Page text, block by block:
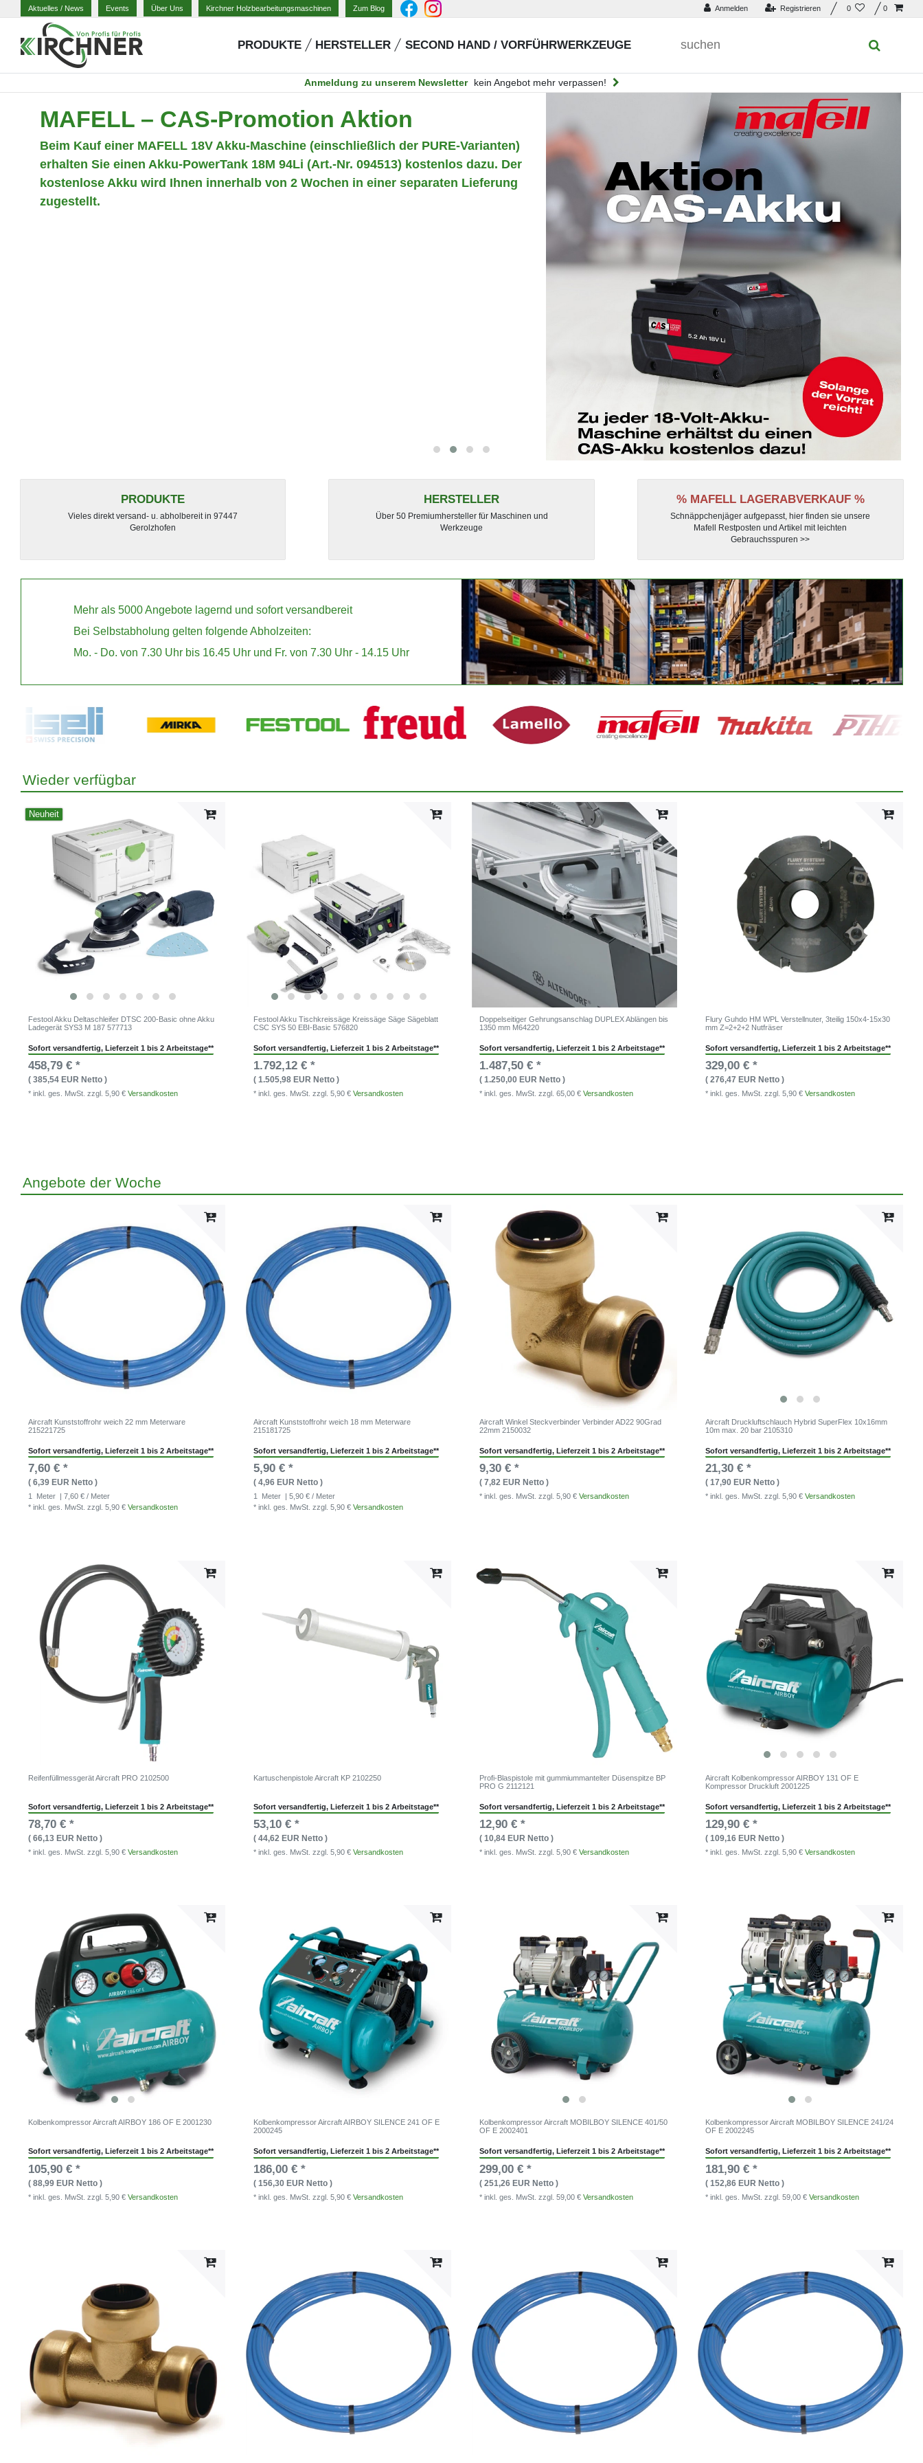
Anmelden Registrieren 0 0
Aktuelles / News Events Über Uns Kirchner Holzbearbeitungsmaschinen Zum Blog
PRODUKTE HERSTELLER SECOND HAND / VORFÜHRWERKZEUGE
Anmeldung zu unserem Newsletter kein Angebot mehr verpassen!
MAFELL – CAS-Promotion Aktion
Beim Kauf einer MAFELL 18V Akku-Maschine (einschließlich der PURE-Varianten)
erhalten Sie einen Akku-PowerTank 18M 94Li (Art.-Nr. 094513) kostenlos dazu. Der
kostenlose Akku wird Ihnen innerhalb von 2 Wochen in einer separaten Lieferung
zugestellt.
PRODUKTE
Vieles direkt versand- u. abholbereit in 97447
Gerolzhofen
HERSTELLER
Über 50 Premiumhersteller für Maschinen und
Werkzeuge
% MAFELL LAGERABVERKAUF %
Schnäppchenjäger aufgepasst, hier finden sie unsere
Mafell Restposten und Artikel mit leichten
Gebrauchsspuren >>
Mehr als 5000 Angebote lagernd und sofort versandbereit
Bei Selbstabholung gelten folgende Abholzeiten:
Mo. - Do. von 7.30 Uhr bis 16.45 Uhr und Fr. von 7.30 Uhr - 14.15 Uhr
Wieder verfügbar
Neuheit
Festool Akku Deltaschleifer DTSC 200-Basic ohne Akku
Ladegerät SYS3 M 187 577713
Sofort versandfertig, Lieferzeit 1 bis 2 Arbeitstage**
458,79 € *
( 385,54 EUR Netto )
* inkl. ges. MwSt. zzgl. 5,90 € Versandkosten
Festool Akku Tischkreissäge Kreissäge Säge Sägeblatt
CSC SYS 50 EBI-Basic 576820
Sofort versandfertig, Lieferzeit 1 bis 2 Arbeitstage**
1.792,12 € *
( 1.505,98 EUR Netto )
* inkl. ges. MwSt.zzgl. 5,90 €Versandkosten
Doppelseitiger Gehrungsanschlag DUPLEX Ablängen bis
1350 mm M64220
Sofort versandfertig, Lieferzeit 1 bis 2 Arbeitstage**
1.487,50 € *
( 1.250,00 EUR Netto )
* inkl. ges. MwSt.zzgl. 65,00 €Versandkosten
Flury Guhdo HM WPL Verstellnuter, 3teilig 150x4-15x30
mm Z=2+2+2 Nutfräser
Sofort versandfertig, Lieferzeit 1 bis 2 Arbeitstage**
329,00 € *
( 276,47 EUR Netto )
* inkl. ges. MwSt. zzgl. 5,90 € Versandkosten
Angebote der Woche
Aircraft Kunststoffrohr weich 22 mm Meterware
215221725
Sofort versandfertig, Lieferzeit 1 bis 2 Arbeitstage**
7,60 € *
( 6,39 EUR Netto )
1 Meter
| 7,60 € / Meter
* inkl. ges. MwSt. zzgl. 5,90 € Versandkosten
Aircraft Kunststoffrohr weich 18 mm Meterware
215181725
Sofort versandfertig, Lieferzeit 1 bis 2 Arbeitstage**
5,90 € *
( 4,96 EUR Netto )
1 Meter
| 5,90 € / Meter
* inkl. ges. MwSt.zzgl. 5,90 €Versandkosten
Aircraft Winkel Steckverbinder Verbinder AD22 90Grad
22mm 2150032
Sofort versandfertig, Lieferzeit 1 bis 2 Arbeitstage**
9,30 € *
( 7,82 EUR Netto )
* inkl. ges. MwSt.zzgl. 5,90 €Versandkosten
Aircraft Druckluftschlauch Hybrid SuperFlex 10x16mm
10m max. 20 bar 2105310
Sofort versandfertig, Lieferzeit 1 bis 2 Arbeitstage**
21,30 € *
( 17,90 EUR Netto )
* inkl. ges. MwSt. zzgl. 5,90 € Versandkosten
Reifenfüllmessgerät Aircraft PRO 2102500
Sofort versandfertig, Lieferzeit 1 bis 2 Arbeitstage**
78,70 € *
( 66,13 EUR Netto )
* inkl. ges. MwSt. zzgl. 5,90 € Versandkosten
Kartuschenpistole Aircraft KP 2102250
Sofort versandfertig, Lieferzeit 1 bis 2 Arbeitstage**
53,10 € *
( 44,62 EUR Netto )
* inkl. ges. MwSt.zzgl. 5,90 €Versandkosten
Profi-Blaspistole mit gummiummantelter Düsenspitze BP
PRO G 2112121
Sofort versandfertig, Lieferzeit 1 bis 2 Arbeitstage**
12,90 € *
( 10,84 EUR Netto )
* inkl. ges. MwSt.zzgl. 5,90 €Versandkosten
Aircraft Kolbenkompressor AIRBOY 131 OF E
Kompressor Druckluft 2001225
Sofort versandfertig, Lieferzeit 1 bis 2 Arbeitstage**
129,90 € *
( 109,16 EUR Netto )
* inkl. ges. MwSt. zzgl. 5,90 € Versandkosten
Kolbenkompressor Aircraft AIRBOY 186 OF E 2001230
Sofort versandfertig, Lieferzeit 1 bis 2 Arbeitstage**
105,90 € *
( 88,99 EUR Netto )
* inkl. ges. MwSt. zzgl. 5,90 € Versandkosten
Kolbenkompressor Aircraft AIRBOY SILENCE 241 OF E
2000245
Sofort versandfertig, Lieferzeit 1 bis 2 Arbeitstage**
186,00 € *
( 156,30 EUR Netto )
* inkl. ges. MwSt.zzgl. 5,90 €Versandkosten
Kolbenkompressor Aircraft MOBILBOY SILENCE 401/50
OF E 2002401
Sofort versandfertig, Lieferzeit 1 bis 2 Arbeitstage**
299,00 € *
( 251,26 EUR Netto )
* inkl. ges. MwSt.zzgl. 59,00 €Versandkosten
Kolbenkompressor Aircraft MOBILBOY SILENCE 241/24
OF E 2002245
Sofort versandfertig, Lieferzeit 1 bis 2 Arbeitstage**
181,90 € *
( 152,86 EUR Netto )
* inkl. ges. MwSt. zzgl. 59,00 € Versandkosten